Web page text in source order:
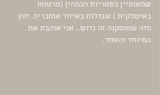
שמאופיין בפטריות הכמהין (טרטופו
באיטלקית ) שגדלות באיזור אומבריה. חוץ
מזה שטוסקנה זה נדוש.. אני אוהבת את
המיוחד והאחר.